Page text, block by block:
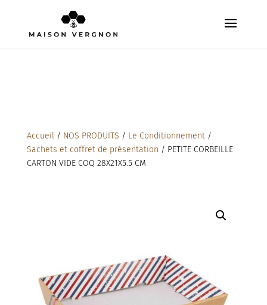
Accueil/ NOS PRODUITS / Le Conditionnement/
Sachets et coffret de présentation / PETITE CORBEILLE
CARTON VIDE COQ 28X21X5.5 CM